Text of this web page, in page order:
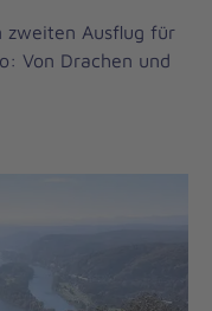
zweiten Ausflug für
Von Drachen und